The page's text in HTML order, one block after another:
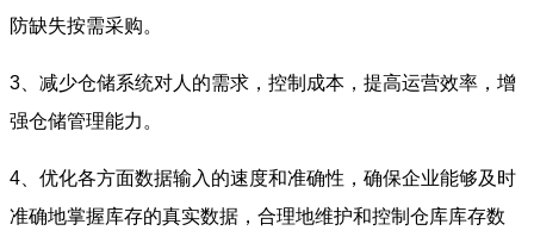
防缺失按需采购。
3、减少仓储系统对人的需求，控制成本，提高运营效率，增
强仓储管理能力。
4、优化各方面数据输入的速度和准确性，确保企业能够及时
准确地掌握库存的真实数据，合理地维护和控制仓库库存数